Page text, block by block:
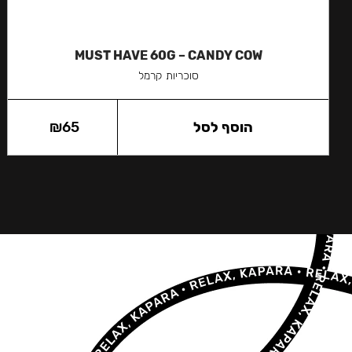
MUST HAVE 60G – CANDY COW
סוכריות קרמל
₪65 הוסף לסל